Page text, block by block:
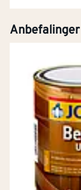
Anbefalinger